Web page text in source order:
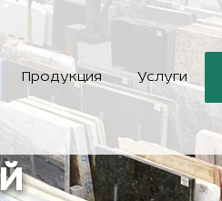
Продукция Услуги